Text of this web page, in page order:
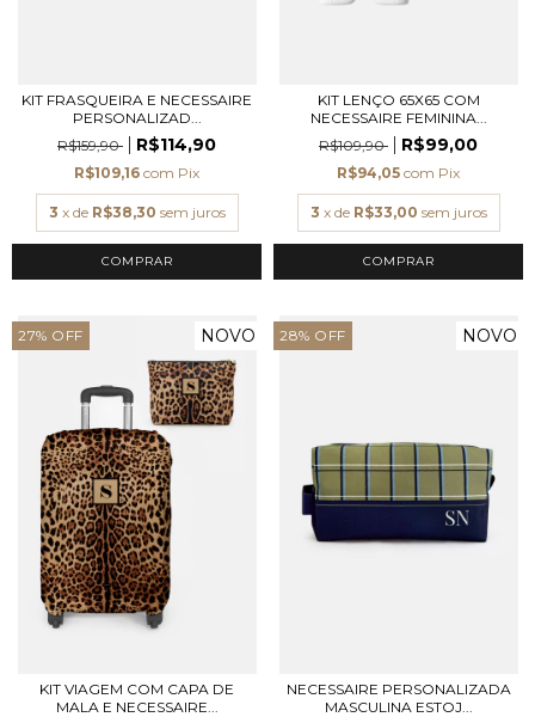
KIT FRASQUEIRA E NECESSAIRE
PERSONALIZAD...
R$159,90
R$114,90
R$109,16 com Pix
3 x de R$38,30 sem juros
COMPRAR
KIT LENÇO 65X65 COM
NECESSAIRE FEMININA...
R$109,90
R$99,00
R$94,05 com Pix
3 x de R$33,00 sem juros
COMPRAR
27% OFF NOVO
KIT VIAGEM COM CAPA DE
MALA E NECESSAIRE...
28% OFF NOVO
NECESSAIRE PERSONALIZADA
MASCULINA ESTOJ...